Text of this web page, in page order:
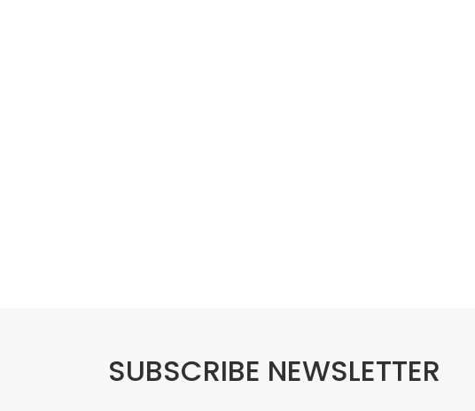
SUBSCRIBE NEWSLETTER